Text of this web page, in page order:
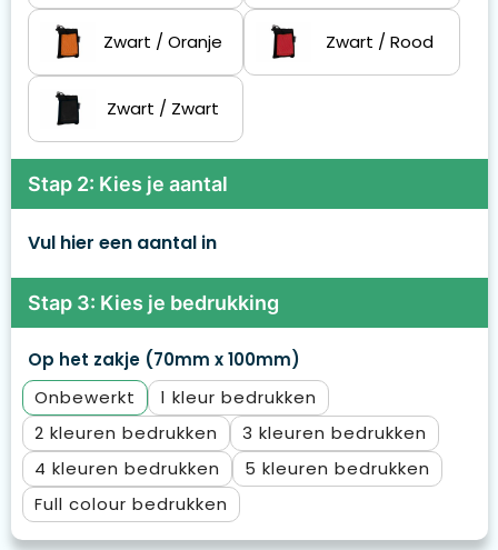
Zwart / Oranje Zwart / Rood
Zwart / Zwart
Stap 2: Kies je aantal
Vul hier een aantal in
Stap 3: Kies je bedrukking
Op het zakje (70mm x 100mm)
Onbewerkt
1
2
3
4
5
Full colour